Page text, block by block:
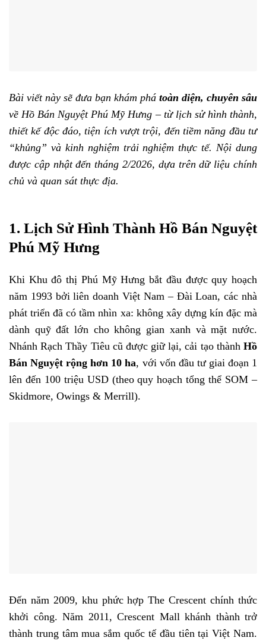
Bài viết này sẽ đưa bạn khám phá toàn diện, chuyên sâu
về Hồ Bán Nguyệt Phú Mỹ Hưng – từ lịch sử hình thành,
thiết kế độc đáo, tiện ích vượt trội, đến tiềm năng đầu tư
“khủng” và kinh nghiệm trải nghiệm thực tế. Nội dung
được cập nhật đến tháng 2/2026, dựa trên dữ liệu chính
chủ và quan sát thực địa.
1. Lịch Sử Hình Thành Hồ Bán Nguyệt
Phú Mỹ Hưng
Khi Khu đô thị Phú Mỹ Hưng bắt đầu được quy hoạch
năm 1993 bởi liên doanh Việt Nam – Đài Loan, các nhà
phát triển đã có tầm nhìn xa: không xây dựng kín đặc mà
dành quỹ đất lớn cho không gian xanh và mặt nước.
Nhánh Rạch Thầy Tiêu cũ được giữ lại, cải tạo thành Hồ
Bán Nguyệt rộng hơn 10 ha, với vốn đầu tư giai đoạn 1
lên đến 100 triệu USD (theo quy hoạch tổng thể SOM –
Skidmore, Owings & Merrill).
Đến năm 2009, khu phức hợp The Crescent chính thức
khởi công. Năm 2011, Crescent Mall khánh thành trở
thành trung tâm mua sắm quốc tế đầu tiên tại Việt Nam.